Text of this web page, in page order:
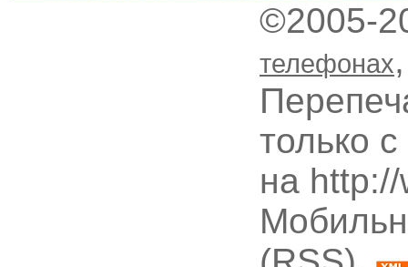
©2005-
телефонах
только
на